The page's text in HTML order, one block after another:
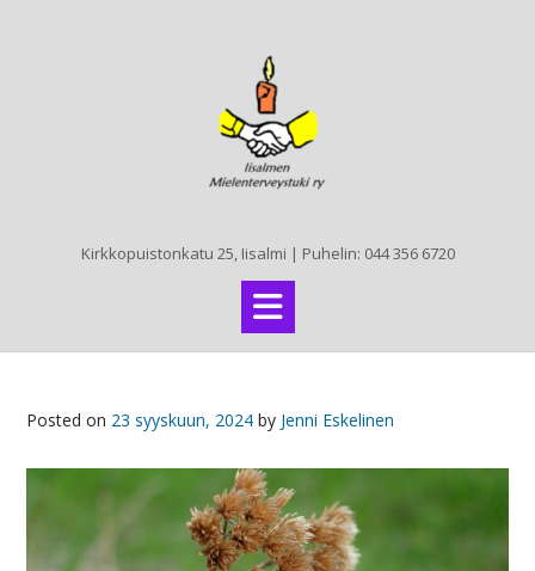
Kirkkopuistonkatu 25, Iisalmi | Puhelin: 044 356 6720
Posted on 23 syyskuun, 2024 by Jenni Eskelinen